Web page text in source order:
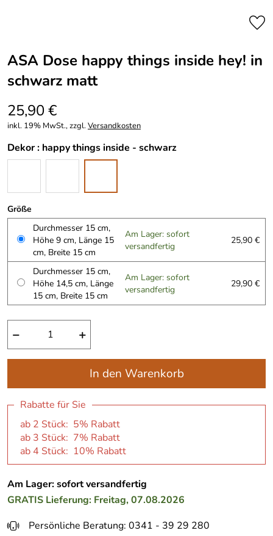
ASA Dose happy things inside hey! in
schwarz matt
25,90 €
inkl. 19% MwSt., zzgl.Versandkosten
Dekor : happy things inside - schwarz
Größe
Durchmesser 15 cm,
Höhe 9 cm, Länge 15
cm, Breite 15 cm
Am Lager: sofort
versandfertig
25,90 €
Durchmesser 15 cm,
Höhe 14,5 cm, Länge
15 cm, Breite 15 cm
Am Lager: sofort
versandfertig
29,90 €
− +
In den Warenkorb
Rabatte für Sie
ab 2 Stück: 5% Rabatt
ab 3 Stück: 7% Rabatt
ab 4 Stück: 10% Rabatt
Am Lager: sofort versandfertig
GRATIS Lieferung: Freitag, 07.08.2026
Persönliche Beratung: 0341 - 39 29 280